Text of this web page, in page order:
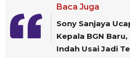
Baca Juga
Sony Sanjaya
Kepala BGN
Indah Usai Jadi